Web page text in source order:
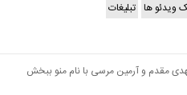
ویدئو ها تبلیغات
مقدم و آرمین مرسی با نام منو ببخش